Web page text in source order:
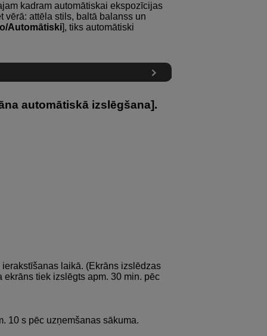
kadram automātiskai ekspozīcijas
vērā: attēla stils, baltā balanss un
Automātiski], tiks automātiski
automātiskā izslēgšana].
laikā. (Ekrāns izslēdzas
tiek izslēgts apm. 30 min. pēc
10 s pēc uzņemšanas sākuma.